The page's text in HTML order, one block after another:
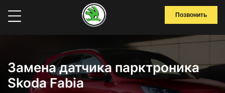
Позвонить
Замена датчика парктроника
Skoda Fabia